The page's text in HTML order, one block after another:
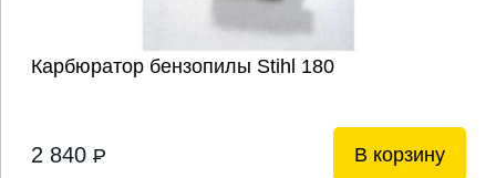
Карбюратор бензопилы Stihl 180
2 840 P В корзину